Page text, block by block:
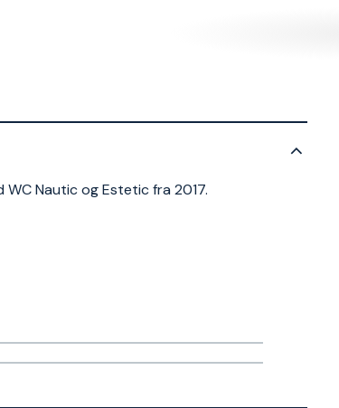
Nautic og Estetic fra 2017.